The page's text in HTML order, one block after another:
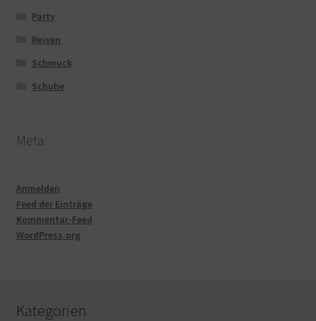
Party
Reisen
Schmuck
Schuhe
Meta
Anmelden
Feed der Einträge
Kommentar-Feed
WordPress.org
Kategorien